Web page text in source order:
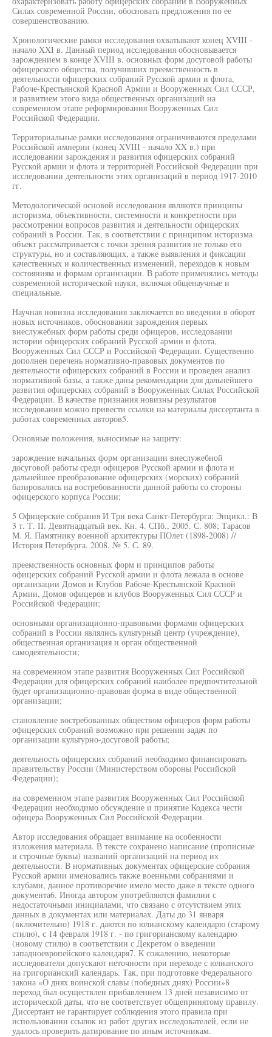
Силах современной России, обосновать предложения по ее
совершенствованию.
Хронологические рамки исследования охватывают конец XVIII -
начало XXI в. Данный период исследования обосновывается
зарождением в конце XVIII в. основных форм досуговой работы
офицерского общества, получивших преемственность в
деятельности офицерских собраний Русской армии и флота,
Рабоче-Крестьянской Красной Армии и Вооруженных Сил СССР,
и развитием этого вида общественных организаций на
современном этапе реформирования Вооруженных Сил
Российской Федерации.
Территориальные рамки исследования ограничиваются пределами
Российской империи (конец XVIII - начало XX в.) при
исследовании зарождения и развития офицерских собраний
Русской армии и флота и территорией Российской Федерации при
исследовании деятельности этих организаций в период 1917-2010
гг.
Методологической основой исследования являются принципы
историзма, объективности, системности и конкретности при
рассмотрении вопросов развития и деятельности офицерских
собраний в России. Так, в соответствии с принципом историзма
объект рассматривается с точки зрения развития не только его
структуры, но и составляющих, а также выявления и фиксации
качественных и количественных изменений, переходов к новым
состояниям и формам организации. В работе применялись методы
современной исторической науки, включая общенаучные и
специальные.
Научная новизна исследования заключается во введении в оборот
новых источников, обосновании зарождения первых
внеслужебных форм работы среди офицеров, исследовании
истории офицерских собраний Русской армии и флота,
Вооруженных Сил СССР и Российской Федерации. Существенно
дополнен перечень нормативно-правовых документов по
деятельности офицерских собраний в России и проведен анализ
нормативной базы, а также даны рекомендации для дальнейшего
развития офицерских собраний в Вооруженных Силах Российской
Федерации. В качестве признания новизны результатов
исследования можно привести ссылки на материалы диссертанта в
работах современных авторов5.
Основные положения, выносимые на защиту:
зарождение начальных форм организации внеслужебной
досуговой работы среди офицеров Русской армии и флота и
дальнейшее преобразование офицерских (морских) собраний
базировались на востребованности данной работы со стороны
офицерского корпуса России;
5 Офицерские собрания И Три века Санкт-Петербурга: Энцикл.: В
3 т. Т. II. Девятнадцатый век. Кн. 4. СПб., 2005. С. 808; Тарасов
М. Я. Памятнику военной архитектуры ПОлет (1898-2008) //
История Петербурга. 2008. № 5. С. 89.
преемственность основных форм и принципов работы
офицерских собраний Русской армии и флота лежала в основе
организации Домов и Клубов Рабоче-Крестьянской Красной
Армии, Домов офицеров и клубов Вооруженных Сил СССР и
Российской Федерации;
основными организационно-правовыми формами офицерских
собраний в России являлись культурный центр (учреждение),
общественная организация и орган общественной
самодеятельности;
на современном этапе развития Вооруженных Сил Российской
Федерации для офицерских собраний наиболее предпочтительной
будет организационно-правовая форма в виде общественной
организации;
становление востребованных обществом офицеров форм работы
офицерских собраний возможно при решении задач по
организации культурно-досуговой работы;
деятельность офицерских собраний необходимо финансировать
правительству России (Министерством обороны Российской
Федерации);
на современном этапе развития Вооруженных Сил Российской
Федерации необходимо обсуждение и принятие Кодекса чести
офицера Вооруженных Сил Российской Федерации.
Автор исследования обращает внимание на особенности
изложения материала. В тексте сохранено написание (прописные
и строчные буквы) названий организаций на период их
деятельности. В нормативных документах офицерские собрания
Русской армии именовались также военными собраниями и
клубами, данное противоречие имело место даже в тексте одного
документа6. Иногда автором употребляются фамилии с
недостаточными инициалами, что связано с отсутствием этих
данных в документах или материалах. Даты до 31 января
(включительно) 1918 г. даются по юлианскому календарю (старому
стилю), с 14 февраля 1918 г. - по григорианскому календарю
(новому стилю) в соответствии с Декретом о введении
западноевропейского календаря7. К сожалению, некоторые
исследователи допускают неточности при переходе с юлианского
на григорианский календарь. Так, при подготовке Федерального
закона «О днях воинской славы (победных днях) России»8
переход был осуществлен прибавлением 13 дней независимо от
исторической даты, что не соответствует общепринятому правилу.
Диссертант не гарантирует соблюдения этого правила при
использовании ссылок из работ других исследователей, если не
удалось проверить датирование по иным источникам.